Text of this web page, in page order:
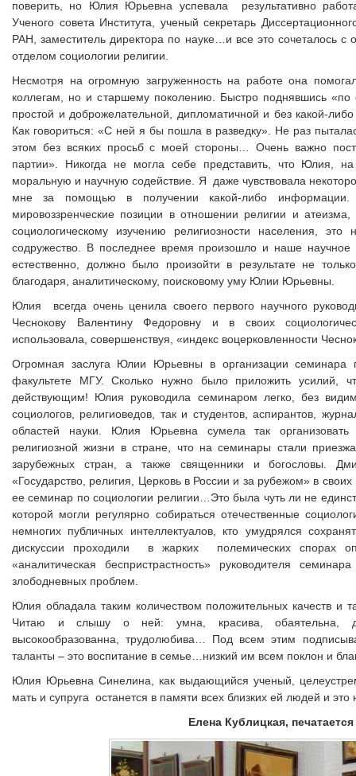
поверить, но Юлия Юрьевна успевала результативно
Ученого совета Института, ученый секретарь
РАН, заместитель директора по науке…и все это сочеталось
отделом социологии религии.
Несмотря на огромную загруженность на работе она
коллегам, но и старшему поколению. Быстро поднявшись «по
простой и доброжелательной, дипломатичной и без какой-
Как говориться: «С ней я бы пошла в разведку». Не раз
этом без всяких просьб с моей стороны… Очень важно
партии». Никогда не могла себе представить, что Юлия,
моральную и научную содействие. Я даже чувствовала
мне за помощью в получении какой-либо
мировоззренческие позиции в отношении религии и
социологическому изучению религиозности населения,
содружество. В последнее время произошло и наше научное
естественно, должно было произойти в результате не
благодаря, аналитическому, поисковому уму Юлии Юрьевны.
Юлия всегда очень ценила своего первого научного
Чеснокову Валентину Федоровну и в своих
использовала, совершенствуя, «индекс воцерковленности
Огромная заслуга Юлии Юрьевны в организации семинара
факультете МГУ. Сколько нужно было приложить усилий,
действующим! Юлия руководила семинаром легко, без
социологов, религиоведов, так и студентов, аспирантов,
областей науки. Юлия Юрьевна сумела так организовать
религиозной жизни в стране, что на семинары стали
зарубежных стран, а также священники и богословы.
«Государство, религия, Церковь в России и за рубежом» в
ее семинар по социологии религии…Это была чуть ли не
которой могли регулярно собираться отечественные
немногих публичных интеллектуалов, кто умудрялся
дискуссии проходили в жарких полемических спорах
«аналитическая беспристрастность» руководителя
злободневных проблем.
Юлия обладала таким количеством положительных качеств и
Читаю и слышу о ней: умна, красива, обаятельна,
высокообразованна, трудолюбива… Под всем этим
таланты – это воспитание в семье…низкий им всем поклон и
Юлия Юрьевна Синелина, как выдающийся ученый,
мать и супруга останется в памяти всех близких ей людей и
Елена Кублицкая,